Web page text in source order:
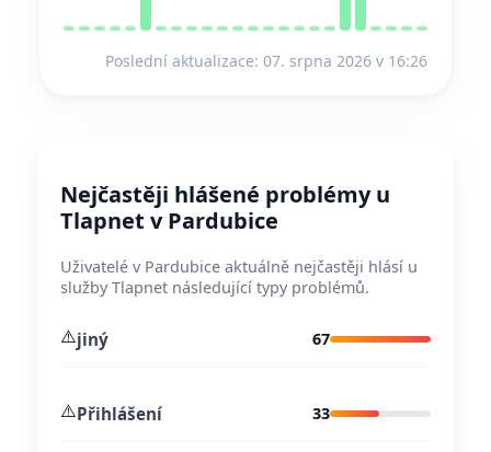
Poslední aktualizace: 07. srpna 2026 v 16:26
Nejčastěji hlášené problémy u
Tlapnet v Pardubice
Uživatelé v Pardubice aktuálně nejčastěji hlásí u
služby Tlapnet následující typy problémů.
⚠️jiný 67
⚠️Přihlášení 33